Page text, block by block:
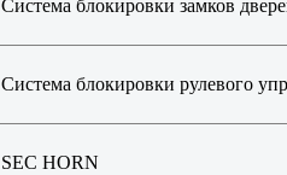
Система блокировки замков
Система блокировки рулевого
SEC HORN